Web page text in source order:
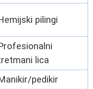
pilingi
lica
pedikir